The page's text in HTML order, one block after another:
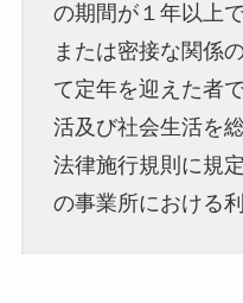
の期間が１年以上
または密接な関係
て定年を迎えた者
活及び社会生活を
法律施行規則に規
の事業所における